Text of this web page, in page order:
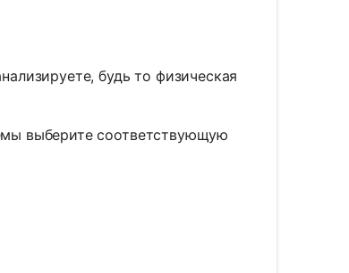
будь то физическая
выберите соответствующую
\log_2(p(x_i))